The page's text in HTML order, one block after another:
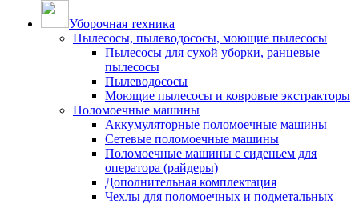
Уборочная техника
Пылесосы, пылеводососы, моющие пылесосы
Пылесосы для сухой уборки, ранцевые
пылесосы
Пылеводососы
Моющие пылесосы и ковровые экстракторы
Поломоечные машины
Аккумуляторные поломоечные машины
Сетевые поломоечные машины
Поломоечные машины с сиденьем для
оператора (райдеры)
Дополнительная комплектация
Чехлы для поломоечных и подметальных